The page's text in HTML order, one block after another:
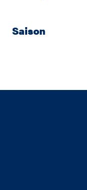
Saison